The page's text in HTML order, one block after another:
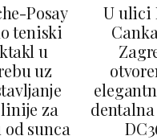
Posay
teniski
u
uz
za
sunca
U ulici